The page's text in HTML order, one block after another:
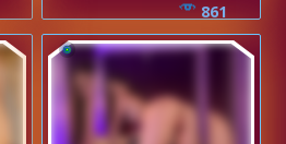
861